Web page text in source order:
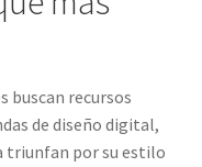
buscan recursos
de diseño digital,
triunfan por su estilo